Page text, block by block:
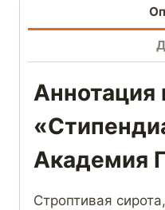
Аннотация
Академия
Строптивая